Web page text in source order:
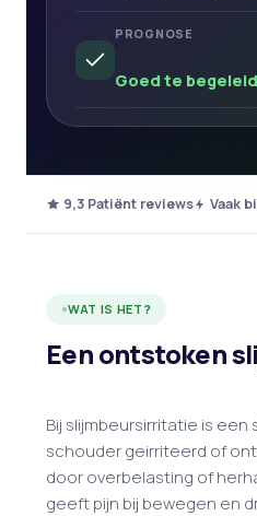
PROGNOSE
Goed te
9,3 Patiënt reviews Vaak
WAT IS HET?
Een ontstoken
Bij slijmbeursirritatie is een
schouder geirriteerd of
door overbelasting of
geeft pijn bij bewegen en